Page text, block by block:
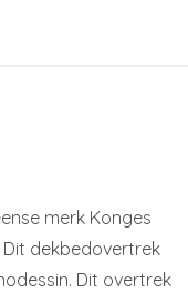
merk Konges
dekbedovertrek
Dit overtrek